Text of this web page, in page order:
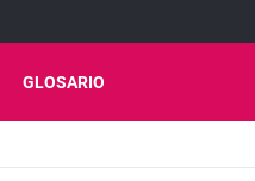
GLOSARIO